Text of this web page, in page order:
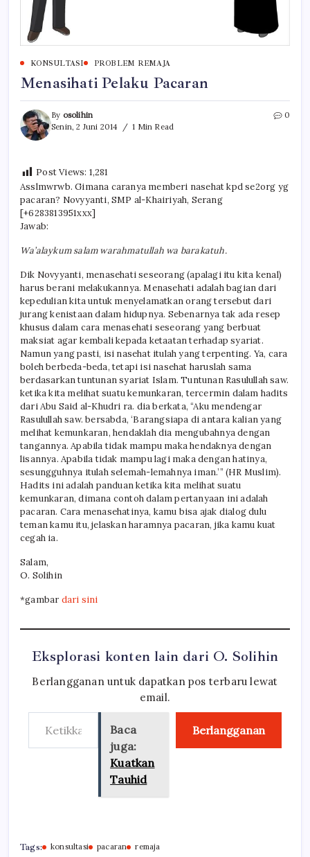
KONSULTASI PROBLEM REMAJA
Menasihati Pelaku Pacaran
By osolihin
Senin, 2 Juni 2014
1 Min Read
0
Post Views: 1,281
Asslmwrwb. Gimana caranya memberi nasehat kpd se2org yg
pacaran? Novyyanti, SMP al-Khairiyah, Serang
[+6283813951xxx]
Jawab:
Wa’alaykum salam warahmatullah wa barakatuh.
Dik Novyyanti, menasehati seseorang (apalagi itu kita kenal)
harus berani melakukannya. Menasehati adalah bagian dari
kepedulian kita untuk menyelamatkan orang tersebut dari
jurang kenistaan dalam hidupnya. Sebenarnya tak ada resep
khusus dalam cara menasehati seseorang yang berbuat
maksiat agar kembali kepada ketaatan terhadap syariat.
Namun yang pasti, isi nasehat itulah yang terpenting. Ya, cara
boleh berbeda-beda, tetapi isi nasehat haruslah sama
berdasarkan tuntunan syariat Islam. Tuntunan Rasulullah saw.
ketika kita melihat suatu kemunkaran, tercermin dalam hadits
dari Abu Said al-Khudri ra. dia berkata, “Aku mendengar
Rasulullah saw. bersabda, ‘Barangsiapa di antara kalian yang
melihat kemunkaran, hendaklah dia mengubahnya dengan
tangannya. Apabila tidak mampu maka hendaknya dengan
lisannya. Apabila tidak mampu lagi maka dengan hatinya,
sesungguhnya itulah selemah-lemahnya iman.’” (HR Muslim).
Hadits ini adalah panduan ketika kita melihat suatu
kemunkaran, dimana contoh dalam pertanyaan ini adalah
pacaran. Cara menasehatinya, kamu bisa ajak dialog dulu
teman kamu itu, jelaskan haramnya pacaran, jika kamu kuat
cegah ia.
Salam,
O. Solihin
*gambar dari sini
Eksplorasi konten lain dari O. Solihin
Berlangganan untuk dapatkan pos terbaru lewat
email.
Ketikkan email Anda...
Baca
juga:
Kuatkan
Tauhid
Berlangganan
Tags: konsultasi pacaran remaja